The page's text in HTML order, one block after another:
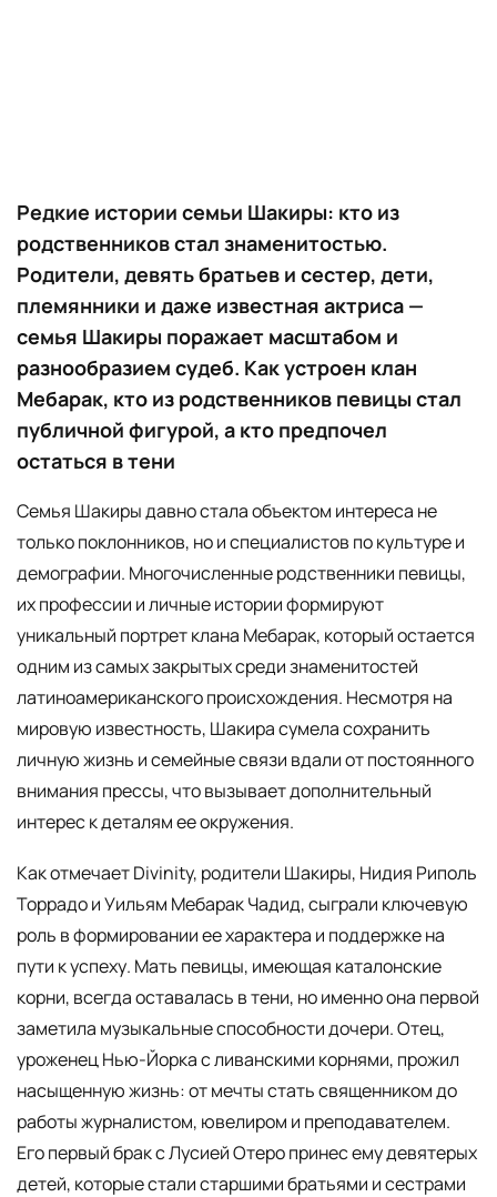
Редкие истории семьи Шакиры: кто из
родственников стал знаменитостью.
Родители, девять братьев и сестер, дети,
племянники и даже известная актриса —
семья Шакиры поражает масштабом и
разнообразием судеб. Как устроен клан
Мебарак, кто из родственников певицы стал
публичной фигурой, а кто предпочел
остаться в тени
Семья Шакиры давно стала объектом интереса не
только поклонников, но и специалистов по культуре и
демографии. Многочисленные родственники певицы,
их профессии и личные истории формируют
уникальный портрет клана Мебарак, который остается
одним из самых закрытых среди знаменитостей
латиноамериканского происхождения. Несмотря на
мировую известность, Шакира сумела сохранить
личную жизнь и семейные связи вдали от постоянного
внимания прессы, что вызывает дополнительный
интерес к деталям ее окружения.
Как отмечает Divinity, родители Шакиры, Нидия Риполь
Торрадо и Уильям Мебарак Чадид, сыграли ключевую
роль в формировании ее характера и поддержке на
пути к успеху. Мать певицы, имеющая каталонские
корни, всегда оставалась в тени, но именно она первой
заметила музыкальные способности дочери. Отец,
уроженец Нью-Йорка с ливанскими корнями, прожил
насыщенную жизнь: от мечты стать священником до
работы журналистом, ювелиром и преподавателем.
Его первый брак с Лусией Отеро принес ему девятерых
детей, которые стали старшими братьями и сестрами